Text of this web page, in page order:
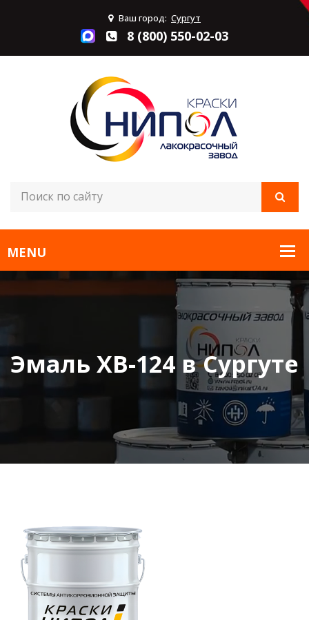
Ваш город: Сургут
8 (800) 550-02-03
Эмаль ХВ-124 в Сургуте